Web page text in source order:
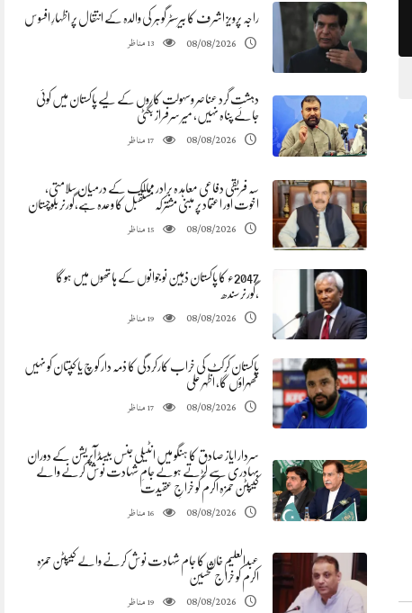
راجہ پرویز اشرف کا بیرسٹر گوہر کی والدہ کے انتقال پر اظہارِ افسوس
08/08/2026
13مناظر
دہشت گرد عناصر وسہولت کاروں کے لیے پاکستان میں کوئی
جائے پناہ نہیں، میر سرفراز بگٹی
08/08/2026
17مناظر
سہ فریقی دفاعی معاہد ہ برادر ممالک کے درمیان سلامتی،
اخوت اور اعتماد پر مبنی مشترکہ مستقبل کا وعدہ ہے،گورنر بلوچستان
08/08/2026
15مناظر
2047ء کا پاکستان ذہین نوجوانوں کے ہاتھوں میں ہوگا
،گورنرسندھ
08/08/2026
19مناظر
پاکستان کرکٹ کی خراب کارکردگی کا ذمہ دار کوچ یا کپتان کو نہیں
ٹھہراؤں گا، اظہر علی
08/08/2026
17مناظر
سردار ایاز صادق کا ہنگو میں انٹیلی جنس بیسڈ آپریشن کے دوران
بہادری سے لڑتے ہوئے جامِ شہادت نوش کرنے والے
کیپٹن حمزہ اکرم کو خراجِ عقیدت
08/08/2026
16مناظر
عبدالعلیم خان کا جام شہادت نوش کرنے والے کیپٹن حمزہ
اکرم کو خراج تحسین
08/08/2026
19مناظر